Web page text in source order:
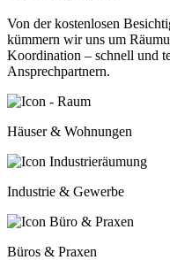
Von der kostenlosen
kümmern wir uns um
Koordination – schnell und
Ansprechpartnern.
Häuser & Wohnungen
Industrie & Gewerbe
Büros & Praxen